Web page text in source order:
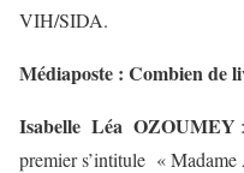
VIH/SIDA.
Médiaposte : Combien de
Isabelle Léa OZOUMEY
premier s’intitule «